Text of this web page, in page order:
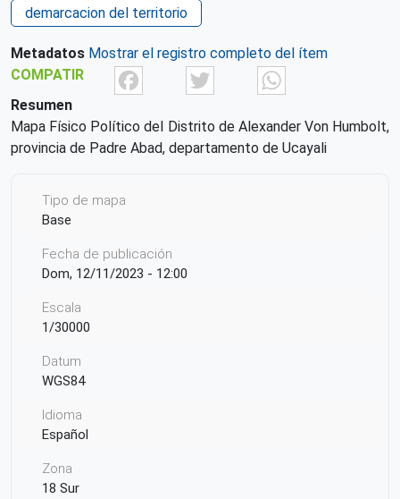
demarcacion del territorio
Metadatos Mostrar el registro completo del ítem
COMPATIR
FacebookTwitter
Resumen
Mapa Físico Político del Distrito de Alexander Von Humbolt,
provincia de Padre Abad, departamento de Ucayali
Tipo de mapa
Base
Fecha de publicación
Dom, 12/11/2023 - 12:00
Escala
1/30000
Datum
WGS84
Idioma
Español
Zona
18 Sur